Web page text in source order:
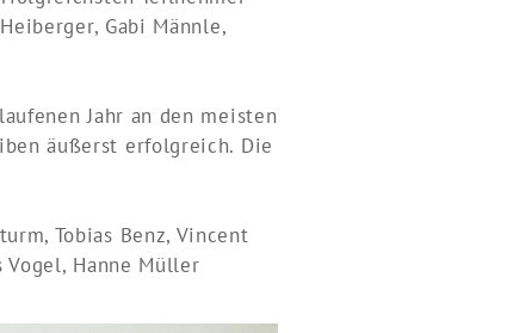
Gabi Männle,
Jahr an den meisten
äußerst erfolgreich. Die
Tobias Benz, Vincent
Vogel, Hanne Müller